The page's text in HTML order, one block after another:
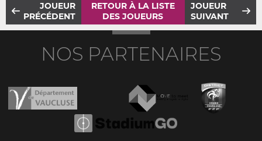
JOUEUR
PRÉCÉDENT
RETOUR À LA LISTE
DES JOUEURS
JOUEUR
SUIVANT
NOS PARTENAIRES